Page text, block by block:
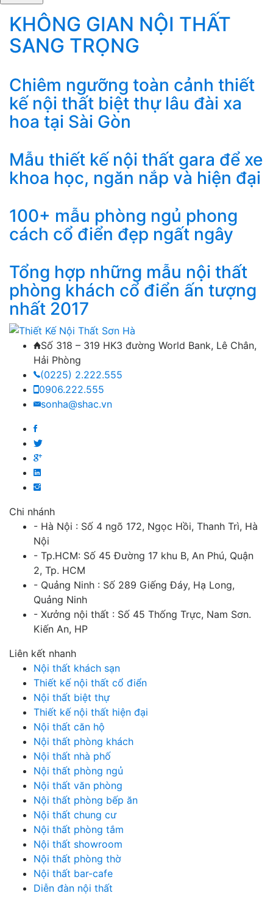
KHÔNG GIAN NỘI THẤT
SANG TRỌNG
Chiêm ngưỡng toàn cảnh thiết
kế nội thất biệt thự lâu đài xa
hoa tại Sài Gòn
Mẫu thiết kế nội thất gara để xe
khoa học, ngăn nắp và hiện đại
100+ mẫu phòng ngủ phong
cách cổ điển đẹp ngất ngây
Tổng hợp những mẫu nội thất
phòng khách cổ điển ấn tượng
nhất 2017
Số 318 – 319 HK3 đường World Bank, Lê Chân,
Hải Phòng
(0225) 2.222.555
0906.222.555
sonha@shac.vn
Chi nhánh
- Hà Nội : Số 4 ngõ 172, Ngọc Hồi, Thanh Trì, Hà
Nội
- Tp.HCM: Số 45 Đường 17 khu B, An Phú, Quận
2, Tp. HCM
- Quảng Ninh : Số 289 Giếng Đáy, Hạ Long,
Quảng Ninh
- Xưởng nội thất : Số 45 Thống Trực, Nam Sơn.
Kiến An, HP
Liên kết nhanh
Nội thất khách sạn
Thiết kế nội thất cổ điển
Nội thất biệt thự
Thiết kế nội thất hiện đại
Nội thất căn hộ
Nội thất phòng khách
Nội thất nhà phố
Nội thất phòng ngủ
Nội thất văn phòng
Nội thất phòng bếp ăn
Nội thất chung cư
Nội thất phòng tắm
Nội thất showroom
Nội thất phòng thờ
Nội thất bar-cafe
Diễn đàn nội thất